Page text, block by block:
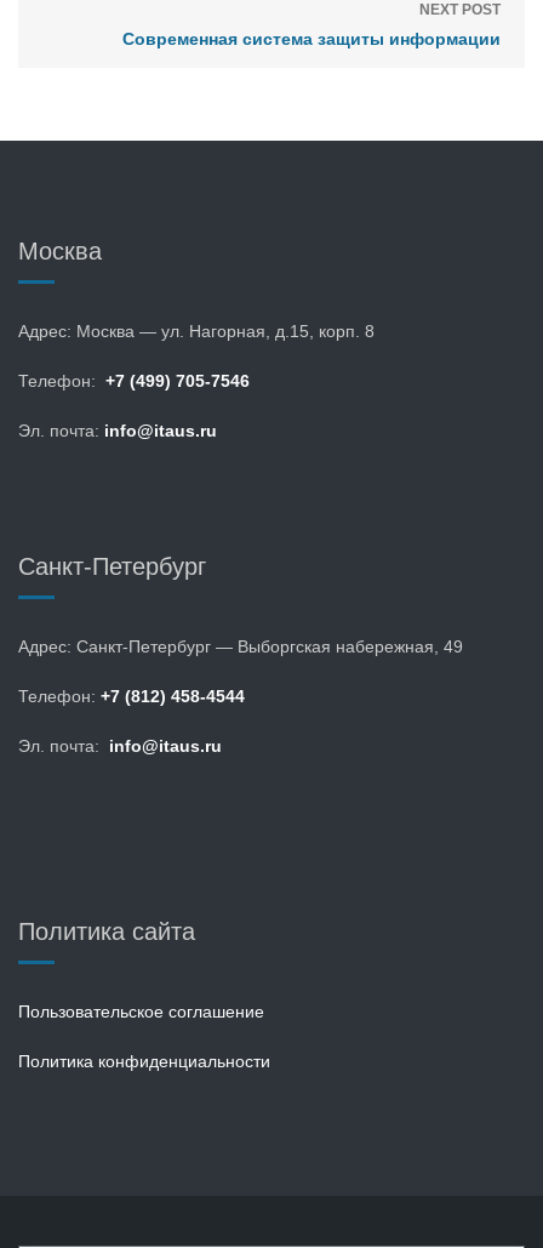
NEXT POST
Современная система защиты информации
Москва
Адрес: Москва — ул. Нагорная, д.15, корп. 8
Телефон: +7 (499) 705-7546
Эл. почта: info@itaus.ru
Санкт-Петербург
Адрес: Санкт-Петербург — Выборгская набережная, 49
Телефон: +7 (812) 458-4544
Эл. почта: info@itaus.ru
Политика сайта
Пользовательское соглашение
Политика конфиденциальности